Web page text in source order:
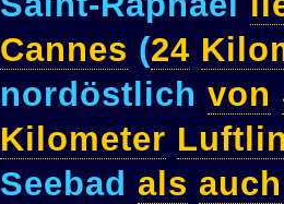
Cannes (24
nordöstlich von
Kilometer
Seebad als auch